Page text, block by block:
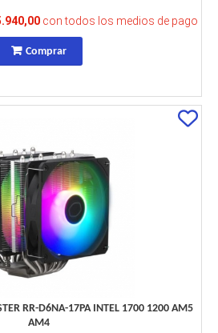
con todos los medios de pago
Comprar
RR-D6NA-17PA INTEL 1700 1200 AM5
AM4